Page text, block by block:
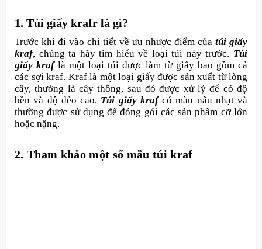
1. Túi giấy krafr là gì?
Trước khi đi vào chi tiết về ưu nhược điểm của túi giấy
kraf, chúng ta hãy tìm hiểu về loại túi này trước. Túi
giấy kraflà một loại túi được làm từ giấy bao gồm cả
các sợi kraf. Kraf là một loại giấy được sản xuất từ lòng
cây, thường là cây thông, sau đó được xử lý để có độ
bền và độ dẻo cao. Túi giấy krafcó màu nâu nhạt và
thường được sử dụng để đóng gói các sản phẩm cỡ lớn
hoặc nặng.
2. Tham khảo một số mẫu túi kraf